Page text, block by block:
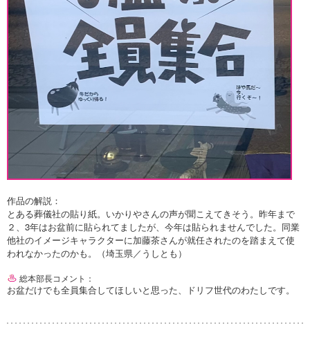
作品の解説：
とある葬儀社の貼り紙。いかりやさんの声が聞こえてきそう。昨年まで
２、3年はお盆前に貼られてましたが、今年は貼られませんでした。同業
他社のイメージキャラクターに加藤茶さんが就任されたのを踏まえて使
われなかったのかも。（埼玉県／うしとも）
総本部長コメント：
お盆だけでも全員集合してほしいと思った、ドリフ世代のわたしです。